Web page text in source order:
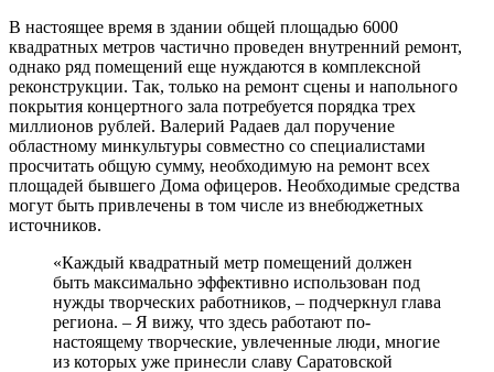
В настоящее время в здании общей площадью 6000
квадратных метров частично проведен внутренний ремонт,
однако ряд помещений еще нуждаются в комплексной
реконструкции. Так, только на ремонт сцены и напольного
покрытия концертного зала потребуется порядка трех
миллионов рублей. Валерий Радаев дал поручение
областному минкультуры совместно со специалистами
просчитать общую сумму, необходимую на ремонт всех
площадей бывшего Дома офицеров. Необходимые средства
могут быть привлечены в том числе из внебюджетных
источников.
«Каждый квадратный метр помещений должен
быть максимально эффективно использован под
нужды творческих работников, – подчеркнул глава
региона. – Я вижу, что здесь работают по-
настоящему творческие, увлеченные люди, многие
из которых уже принесли славу Саратовской